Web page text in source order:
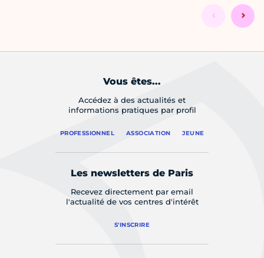
Vous êtes...
Accédez à des actualités et
informations pratiques par profil
PROFESSIONNEL ASSOCIATION JEUNE
Les newsletters de Paris
Recevez directement par email
l'actualité de vos centres d'intérêt
S'INSCRIRE